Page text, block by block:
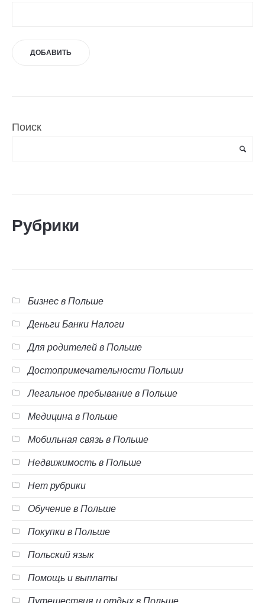
Поиск
Рубрики
Бизнес в Польше
Деньги Банки Налоги
Для родителей в Польше
Достопримечательности Польши
Легальное пребывание в Польше
Медицина в Польше
Мобильная связь в Польше
Недвижимость в Польше
Нет рубрики
Обучение в Польше
Покупки в Польше
Польский язык
Помощь и выплаты
Путешествия и отдых в Польше